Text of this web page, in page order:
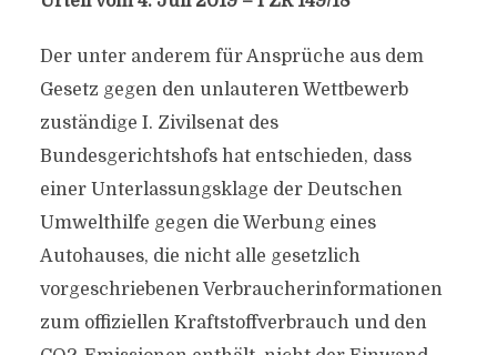
Der unter anderem für Ansprüche aus dem
Gesetz gegen den unlauteren Wettbewerb
zuständige I. Zivilsenat des
Bundesgerichtshofs hat entschieden, dass
einer Unterlassungsklage der Deutschen
Umwelthilfe gegen die Werbung eines
Autohauses, die nicht alle gesetzlich
vorgeschriebenen Verbraucherinformationen
zum offiziellen Kraftstoffverbrauch und den